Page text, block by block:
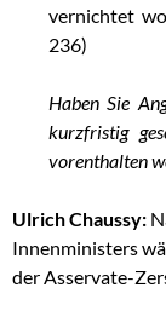
vernichtet
236)
Haben Sie
kurzfristig
vorenthalten
Ulrich Chaussy:
Innenministers
der Asservate-